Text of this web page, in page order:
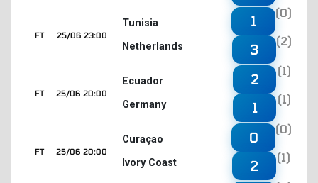
25/06 23:00
FT
Tunisia
Netherlands
1
(0)
3
(2)
25/06 20:00
FT
Ecuador
Germany
2
(1)
1
(1)
25/06 20:00
FT
Curaçao
Ivory Coast
0
(0)
2
(1)